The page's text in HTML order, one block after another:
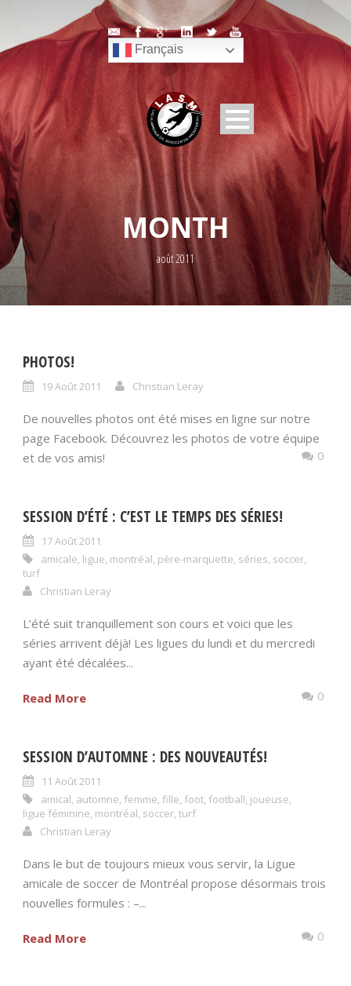
Français
MONTH
août 2011
PHOTOS!
19 Août 2011 Christian Leray
De nouvelles photos ont été mises en ligne sur notre
page Facebook. Découvrez les photos de votre équipe
et de vos amis!
0
SESSION D’ÉTÉ : C’EST LE TEMPS DES SÉRIES!
17 Août 2011
amicale, ligue, montréal, père-marquette, séries, soccer,
turf
Christian Leray
L’été suit tranquillement son cours et voici que les
séries arrivent déjà! Les ligues du lundi et du mercredi
ayant été décalées...
Read More 0
SESSION D’AUTOMNE : DES NOUVEAUTÉS!
11 Août 2011
amical, automne, femme, fille, foot, football, joueuse,
ligue féminine, montréal, soccer, turf
Christian Leray
Dans le but de toujours mieux vous servir, la Ligue
amicale de soccer de Montréal propose désormais trois
nouvelles formules : –...
Read More 0